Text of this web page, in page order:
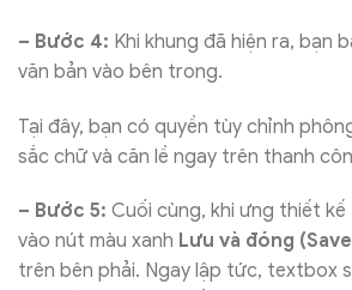
– Bước 4: Khi khung đã hiện ra, bạn
văn bản vào bên trong.
Tại đây, bạn có quyền tùy chỉnh
sắc chữ và căn lề ngay trên thanh
– Bước 5: Cuối cùng, khi ưng thiết kế
vào nút màu xanh Lưu và đóng
trên bên phải. Ngay lập tức, textbox